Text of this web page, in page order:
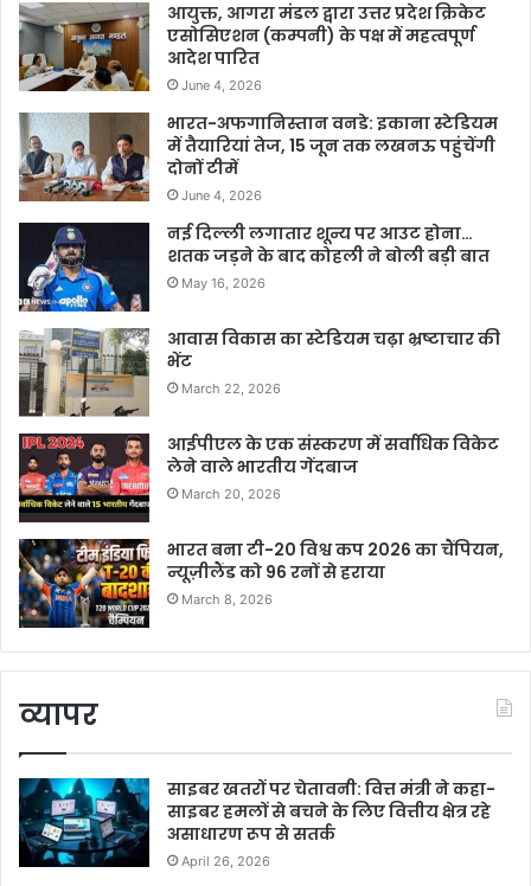
आयुक्त, आगरा मंडल द्वारा उत्तर प्रदेश क्रिकेट
एसोसिएशन (कम्पनी) के पक्ष में महत्वपूर्ण
आदेश पारित
June 4, 2026
भारत-अफगानिस्तान वनडे: इकाना स्टेडियम
में तैयारियां तेज, 15 जून तक लखनऊ पहुंचेंगी
दोनों टीमें
June 4, 2026
नई दिल्ली लगातार शून्य पर आउट होना…
शतक जड़ने के बाद कोहली ने बोली बड़ी बात
May 16, 2026
आवास विकास का स्टेडियम चढ़ा भ्रष्टाचार की
भेंट
March 22, 2026
आईपीएल के एक संस्करण में सर्वाधिक विकेट
लेने वाले भारतीय गेंदबाज
March 20, 2026
भारत बना टी-20 विश्व कप 2026 का चैंपियन,
न्यूज़ीलैंड को 96 रनों से हराया
March 8, 2026
व्यापर
साइबर खतरों पर चेतावनी: वित्त मंत्री ने कहा-
साइबर हमलों से बचने के लिए वित्तीय क्षेत्र रहे
असाधारण रूप से सतर्क
April 26, 2026